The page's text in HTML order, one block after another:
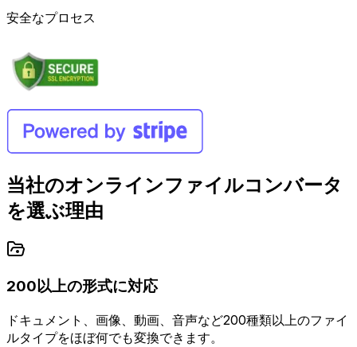
安全なプロセス
当社のオンラインファイルコンバータ
を選ぶ理由
200以上の形式に対応
ドキュメント、画像、動画、音声など200種類以上のファイ
ルタイプをほぼ何でも変換できます。